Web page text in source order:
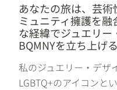
あなたの旅は、芸
ミュニティ擁護を
な経緯でジュエリー
BQMNYを立ち上げ
私のジュエリー・デザ
LGBTQ+のアイコンと